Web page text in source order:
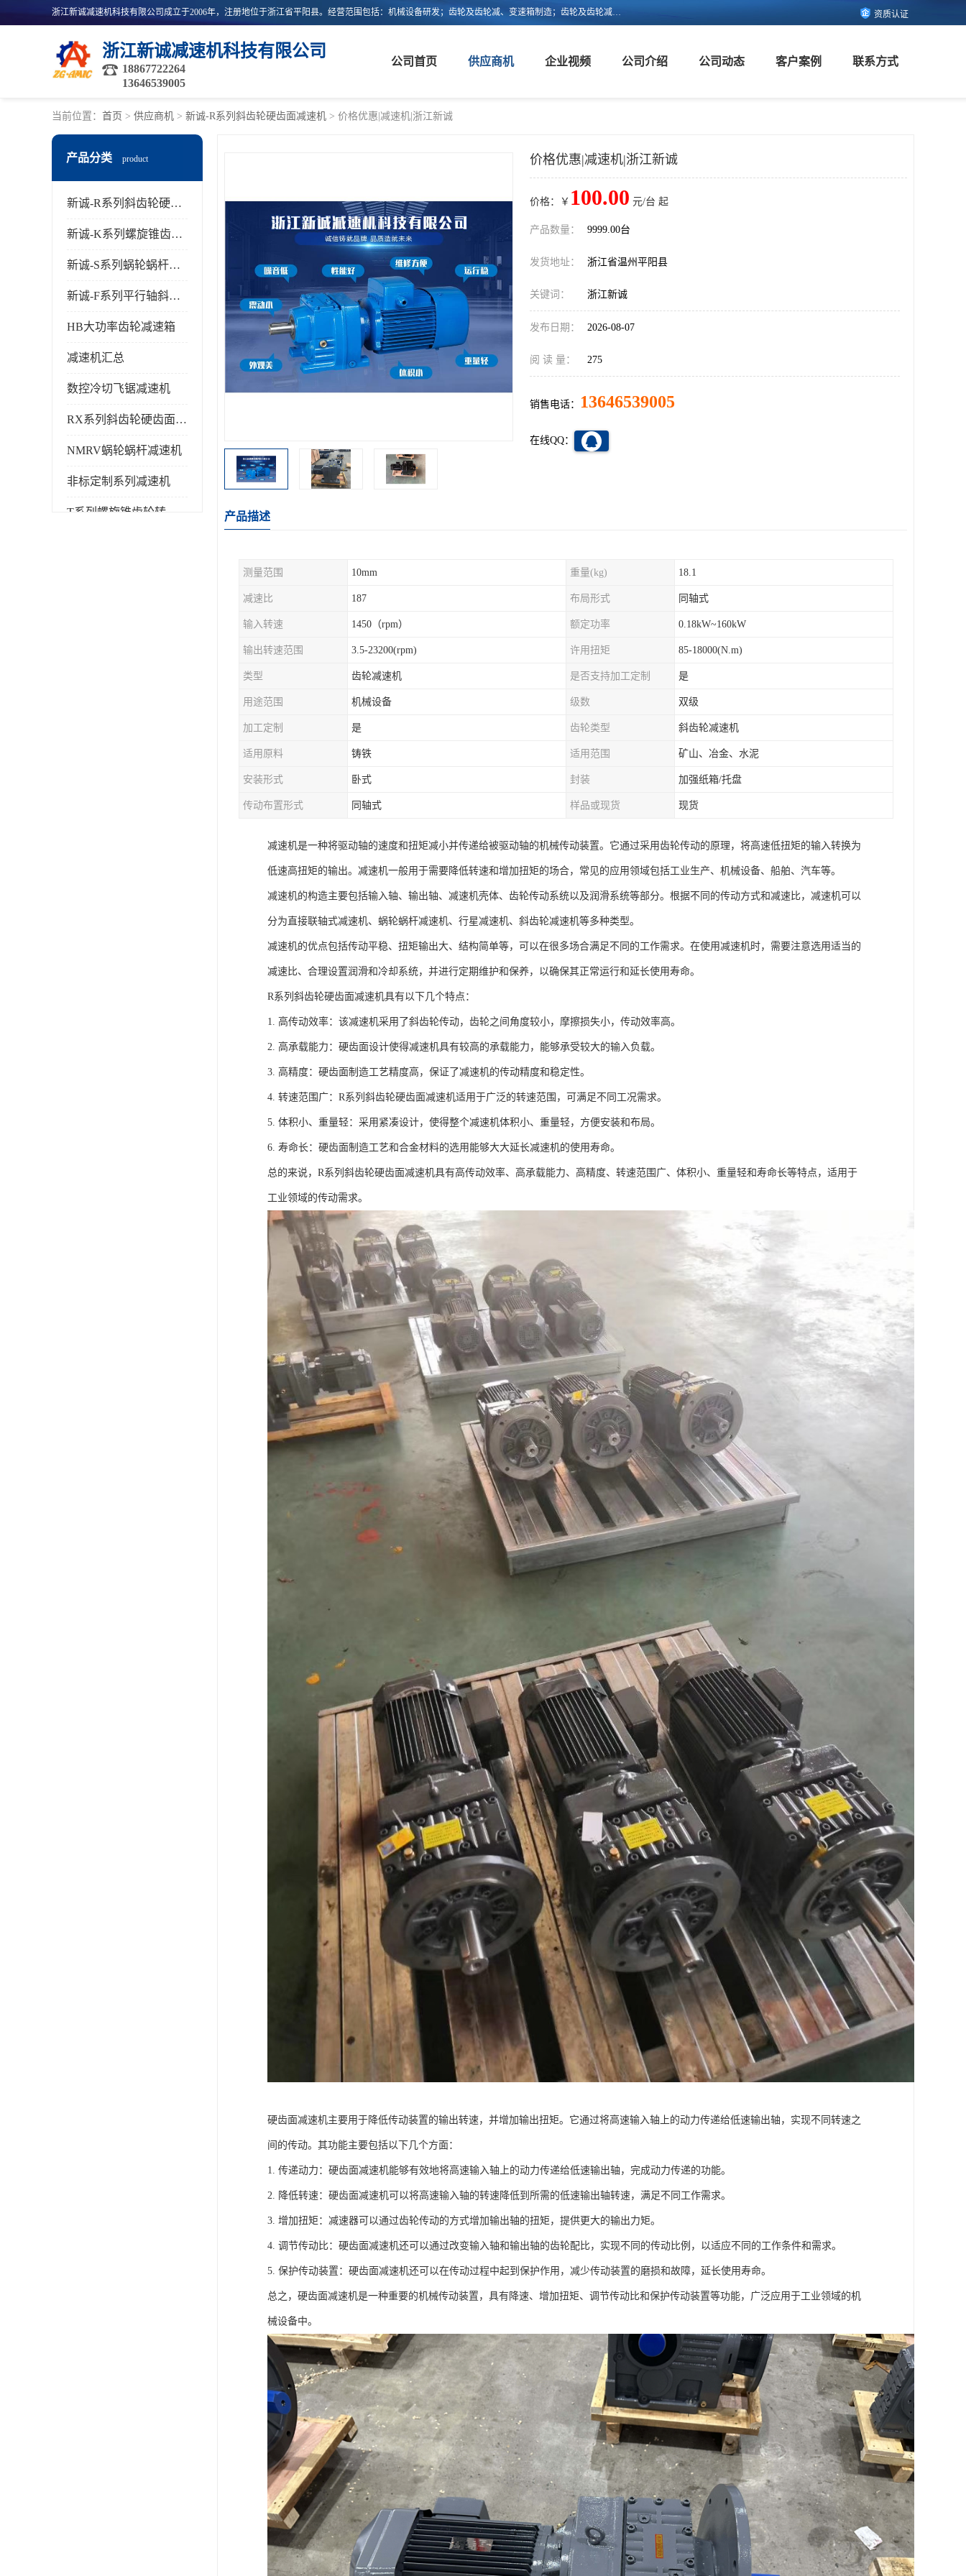
浙江新诚减速机科技有限公司成立于2006年，注册地位于浙江省平阳县。经营范围包括：机械设备研发；齿轮及齿轮减、变速箱制造；齿轮及齿轮减、变速箱销售；轴承、齿轮和传动部件制造；轴承、齿轮和传动部件销售；货物进出口；技术进出口等。 资质认证
浙江新诚减速机科技有限公司
18867722264
13646539005
公司首页 供应商机 企业视频 公司介绍 公司动态 客户案例 联系方式
当前位置： 首页 > 供应商机 > 新诚-R系列斜齿轮硬齿面减速机 > 价格优惠|减速机|浙江新诚
产品分类 product
新诚-R系列斜齿轮硬齿面减速机
新诚-K系列螺旋锥齿轮减速机
新诚-S系列蜗轮蜗杆齿轮减速机
新诚-F系列平行轴斜齿轮减速机
HB大功率齿轮减速箱
减速机汇总
数控冷切飞锯减速机
RX系列斜齿轮硬齿面减速机
NMRV蜗轮蜗杆减速机
非标定制系列减速机
价格优惠|减速机|浙江新诚
价格：￥ 100.00 元/台 起
产品数量： 9999.00台
发货地址： 浙江省温州平阳县
关键词： 浙江新诚
发布日期： 2026-08-07
阅 读 量： 275
销售电话： 13646539005
在线QQ：
产品描述
测量范围 10mm 重量(kg) 18.1
减速比 187 布局形式 同轴式
输入转速 1450（rpm） 额定功率 0.18kW~160kW
输出转速范围 3.5-23200(rpm) 许用扭矩 85-18000(N.m)
类型 齿轮减速机 是否支持加工定制 是
用途范围 机械设备 级数 双级
加工定制 是 齿轮类型 斜齿轮减速机
适用原料 铸铁 适用范围 矿山、冶金、水泥
安装形式 卧式 封装 加强纸箱/托盘
传动布置形式 同轴式 样品或现货 现货
减速机是一种将驱动轴的速度和扭矩减小并传递给被驱动轴的机械传动装置。它通过采用齿轮传动的原理，将高速低扭矩的输入转换为
低速高扭矩的输出。减速机一般用于需要降低转速和增加扭矩的场合，常见的应用领域包括工业生产、机械设备、船舶、汽车等。
减速机的构造主要包括输入轴、输出轴、减速机壳体、齿轮传动系统以及润滑系统等部分。根据不同的传动方式和减速比，减速机可以
分为直接联轴式减速机、蜗轮蜗杆减速机、行星减速机、斜齿轮减速机等多种类型。
减速机的优点包括传动平稳、扭矩输出大、结构简单等，可以在很多场合满足不同的工作需求。在使用减速机时，需要注意选用适当的
减速比、合理设置润滑和冷却系统，并进行定期维护和保养，以确保其正常运行和延长使用寿命。
R系列斜齿轮硬齿面减速机具有以下几个特点：
1. 高传动效率：该减速机采用了斜齿轮传动，齿轮之间角度较小，摩擦损失小，传动效率高。
2. 高承载能力：硬齿面设计使得减速机具有较高的承载能力，能够承受较大的输入负载。
3. 高精度：硬齿面制造工艺精度高，保证了减速机的传动精度和稳定性。
4. 转速范围广：R系列斜齿轮硬齿面减速机适用于广泛的转速范围，可满足不同工况需求。
5. 体积小、重量轻：采用紧凑设计，使得整个减速机体积小、重量轻，方便安装和布局。
6. 寿命长：硬齿面制造工艺和合金材料的选用能够大大延长减速机的使用寿命。
总的来说，R系列斜齿轮硬齿面减速机具有高传动效率、高承载能力、高精度、转速范围广、体积小、重量轻和寿命长等特点，适用于
工业领域的传动需求。
硬齿面减速机主要用于降低传动装置的输出转速，并增加输出扭矩。它通过将高速输入轴上的动力传递给低速输出轴，实现不同转速之
间的传动。其功能主要包括以下几个方面：
1. 传递动力：硬齿面减速机能够有效地将高速输入轴上的动力传递给低速输出轴，完成动力传递的功能。
2. 降低转速：硬齿面减速机可以将高速输入轴的转速降低到所需的低速输出轴转速，满足不同工作需求。
3. 增加扭矩：减速器可以通过齿轮传动的方式增加输出轴的扭矩，提供更大的输出力矩。
4. 调节传动比：硬齿面减速机还可以通过改变输入轴和输出轴的齿轮配比，实现不同的传动比例，以适应不同的工作条件和需求。
5. 保护传动装置：硬齿面减速机还可以在传动过程中起到保护作用，减少传动装置的磨损和故障，延长使用寿命。
总之，硬齿面减速机是一种重要的机械传动装置，具有降速、增加扭矩、调节传动比和保护传动装置等功能，广泛应用于工业领域的机
械设备中。